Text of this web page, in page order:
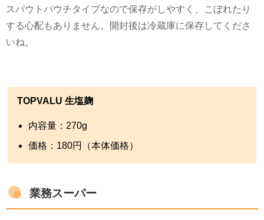
スパウトパウチタイプなので保存がしやすく、こぼれたり
する心配もありません。開封後は冷蔵庫に保存してくださ
いね。
TOPVALU 生塩麹
内容量： 270g
価格： 180円（本体価格）
業務スーパー